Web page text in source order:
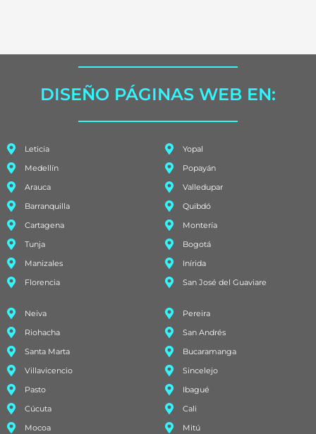
DISEÑO PÁGINAS WEB EN:
Leticia
Medellín
Arauca
Barranquilla
Cartagena
Tunja
Manizales
Florencia
Yopal
Popayán
Valledupar
Quibdó
Montería
Bogotá
Inírida
San José del Guaviare
Neiva
Riohacha
Santa Marta
Villavicencio
Pasto
Cúcuta
Mocoa
Pereira
San Andrés
Bucaramanga
Sincelejo
Ibagué
Cali
Mitú